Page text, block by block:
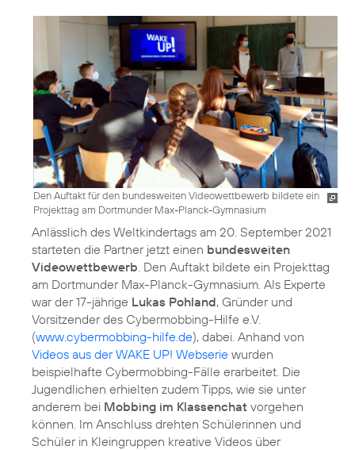
Den Auftakt für den bundesweiten Videowettbewerb bildete ein
Projekttag am Dortmunder Max-Planck-Gymnasium
Anlässlich des Weltkindertags am 20. September 2021
starteten die Partner jetzt einen bundesweiten
Videowettbewerb . Den Auftakt bildete ein Projekttag
am Dortmunder Max-Planck-Gymnasium. Als Experte
war der 17-jährige Lukas Pohland, Gründer und
Vorsitzender des Cybermobbing-Hilfe e.V.
(www.cybermobbing-hilfe.de), dabei. Anhand von
Videos aus der WAKE UP! Webserie wurden
beispielhafte Cybermobbing-Fälle erarbeitet. Die
Jugendlichen erhielten zudem Tipps, wie sie unter
anderem bei Mobbing im Klassenchat vorgehen
können. Im Anschluss drehten Schülerinnen und
Schüler in Kleingruppen kreative Videos über